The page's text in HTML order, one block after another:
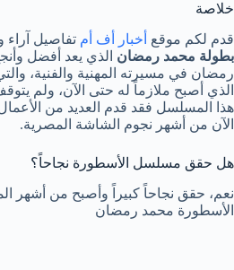
خلاصة
قدم لكم موقع أخبار أف أم تفاصيل آراء
بطولة محمد رمضان الذي يعد أفضل
رمضان في مسيرته المهنية والفنية،
الذي أصبح ملازماً له حتى الآن، ولم
هذا المسلسل فقد قدم العديد من
الآن من أشهر نجوم الشاشة المصرية.
هل حقق مسلسل الأسطورة نجاحاً؟
نعم، حقق نجاحاً كبيراً وأصبح من أشهر
الأسطورة محمد رمضان